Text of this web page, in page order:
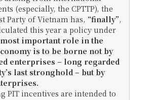
(especially, the CPTTP), the
Party of Vietnam has, “finally”,
this year a policy under
most important role in the
is to be borne not by
enterprises – long regarded
last stronghold – but by
PIT incentives are intended to